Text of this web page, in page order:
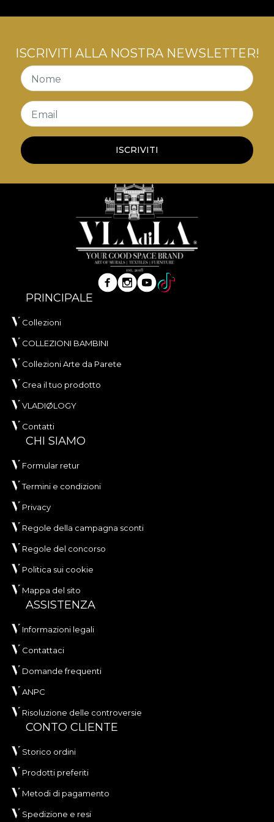
ISCRIVITI ALLA NOSTRA NEWSLETTER!
Nome
Email
ISCRIVITI
PRINCIPALE
Collezioni
COLLEZIONI BAMBINI
Collezioni Arte da Parete
Crea il tuo prodotto
VLADIØLOGY
Contatti
CHI SIAMO
Formular retur
Termini e condizioni
Privacy
Regole della campagna sconti
Regole del concorso
Politica sui cookie
Mappa del sito
ASSISTENZA
Informazioni legali
Contattaci
Domande frequenti
ANPC
Risoluzione delle controversie
CONTO CLIENTE
Storico ordini
Prodotti preferiti
Metodi di pagamento
Spedizione e resi